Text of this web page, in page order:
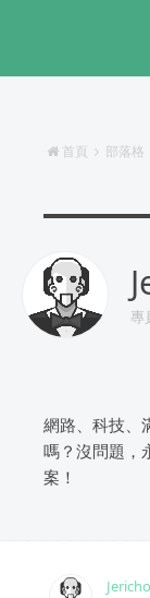
首頁 部落格
專
網路、科技、
嗎？沒問題，
案！
Jericho